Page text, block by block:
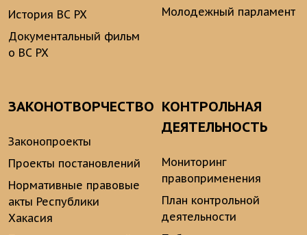
История ВС РХ
Документальный фильм
о ВС РХ
Молодежный парламент
ЗАКОНОТВОРЧЕСТВО
Законопроекты
Проекты постановлений
Нормативные правовые
акты Республики
Хакасия
КОНТРОЛЬНАЯ
ДЕЯТЕЛЬНОСТЬ
Мониторинг
правоприменения
План контрольной
деятельности